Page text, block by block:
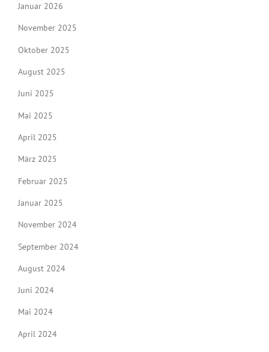
Januar 2026
November 2025
Oktober 2025
August 2025
Juni 2025
Mai 2025
April 2025
März 2025
Februar 2025
Januar 2025
November 2024
September 2024
August 2024
Juni 2024
Mai 2024
April 2024